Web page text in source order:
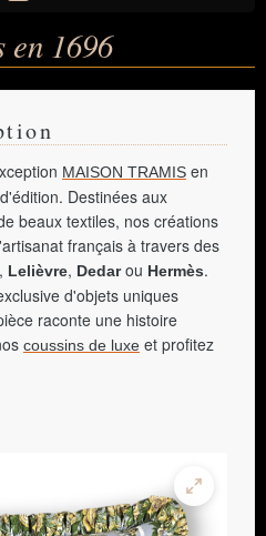
en 1696
MAISON TRAMIS en
Destinées aux
beaux textiles, nos créations
français à travers des
, Lelièvre, Dedarou Hermès.
d'objets uniques
raconte une histoire
coussins de luxe et profitez